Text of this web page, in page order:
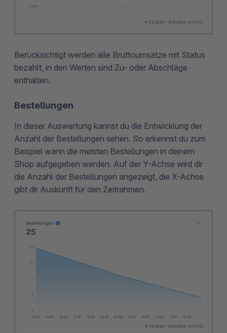
Berücksichtigt werden alle Bruttoumsätze mit Status
bezahlt, in den Werten sind Zu- oder Abschläge
enthalten.
Bestellungen
In dieser Auswertung kannst du die Entwicklung der
Anzahl der Bestellungen sehen. So erkennst du zum
Beispiel wann die meisten Bestellungen in deinem
Shop aufgegeben werden. Auf der Y-Achse wird dir
die Anzahl der Bestellungen angezeigt, die X-Achse
gibt dir Auskunft für den Zeitrahmen.